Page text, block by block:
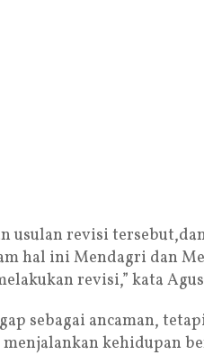
usulan revisi
hal ini Mendagri dan
revisi,” kata
sebagai ancaman,
kehidupan